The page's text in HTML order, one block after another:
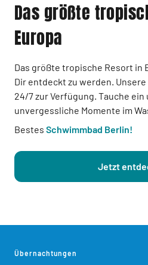
Das größte
Europa
Das größte tropische Resort in
Dir entdeckt zu werden.
24/7 zur Verfügung. Tauche ein
unvergessliche Momente im
Bestes Schwimmbad Berlin!
Jetzt
Übernachtungen